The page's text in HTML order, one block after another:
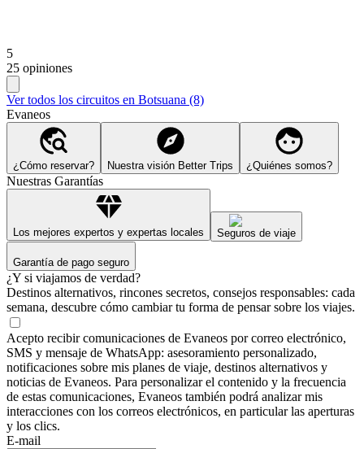
5
25 opiniones
Ver todos los circuitos en Botsuana (8)
Evaneos
¿Cómo reservar? Nuestra visión Better Trips ¿Quiénes somos?
Nuestras Garantías
Los mejores expertos y expertas locales Seguros de viaje
Garantía de pago seguro
¿Y si viajamos de verdad?
Destinos alternativos, rincones secretos, consejos responsables: cada
semana, descubre cómo cambiar tu forma de pensar sobre los viajes.
Acepto recibir comunicaciones de Evaneos por correo electrónico,
SMS y mensaje de WhatsApp: asesoramiento personalizado,
notificaciones sobre mis planes de viaje, destinos alternativos y
noticias de Evaneos. Para personalizar el contenido y la frecuencia
de estas comunicaciones, Evaneos también podrá analizar mis
interacciones con los correos electrónicos, en particular las aperturas
y los clics.
E-mail